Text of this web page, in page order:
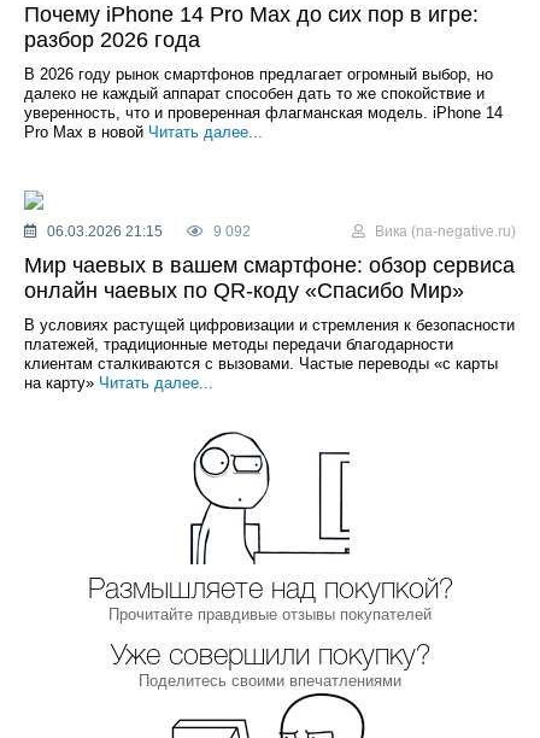
Почему iPhone 14 Pro Max до сих пор в игре:
разбор 2026 года
В 2026 году рынок смартфонов предлагает огромный выбор, но
далеко не каждый аппарат способен дать то же спокойствие и
уверенность, что и проверенная флагманская модель. iPhone 14
Pro Max в новой Читать далее...
06.03.2026 21:15 9 092 Вика (na-negative.ru)
Мир чаевых в вашем смартфоне: обзор сервиса
онлайн чаевых по QR-коду «Спасибо Мир»
В условиях растущей цифровизации и стремления к безопасности
платежей, традиционные методы передачи благодарности
клиентам сталкиваются с вызовами. Частые переводы «с карты
на карту» Читать далее...
Размышляете над покупкой?
Прочитайте правдивые отзывы покупателей
Уже совершили покупку?
Поделитесь своими впечатлениями